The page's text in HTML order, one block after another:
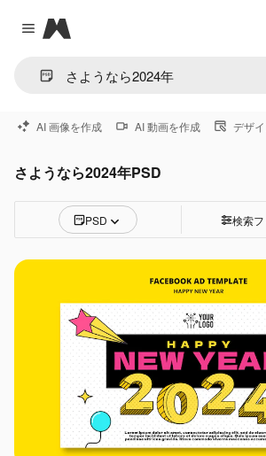
Close menu
Magnific
AI 画像を作成 AI 動画を作成 デザ
さようなら2024年PSD
PSD 検索